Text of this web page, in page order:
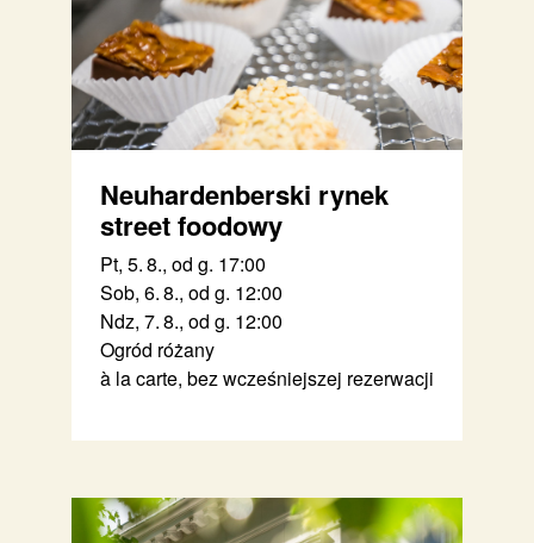
Neuhardenberski rynek
street foodowy
Pt, 5. 8., od g. 17:00
Sob, 6. 8., od g. 12:00
Ndz, 7. 8., od g. 12:00
Ogród różany
à la carte, bez wcześniejszej rezerwacji